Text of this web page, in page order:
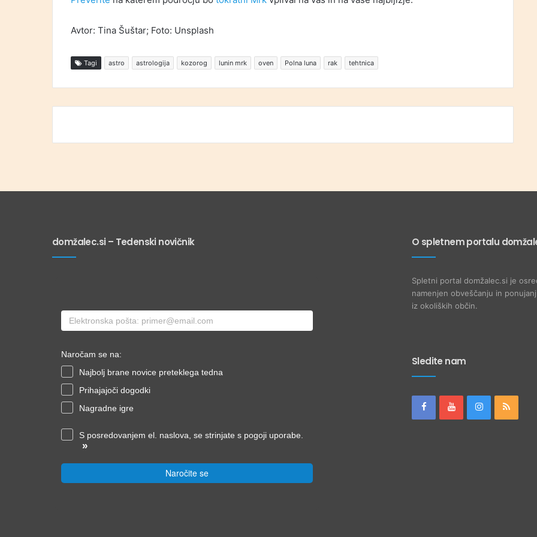
Avtor: Tina Šuštar; Foto: Unsplash
Tagi astro astrologija kozorog lunin mrk oven Polna luna rak tehtnica
domžalec.si – Tedenski novičnik
Naročam se na:
Najbolj brane novice preteklega tedna
Prihajajoči dogodki
Nagradne igre
S posredovanjem el. naslova, se strinjate s pogoji uporabe.
»
Naročite se
O spletnem portalu
Spletni portal domžalec.si je
namenjen obveščanju in
iz okoliških občin.
Sledite nam